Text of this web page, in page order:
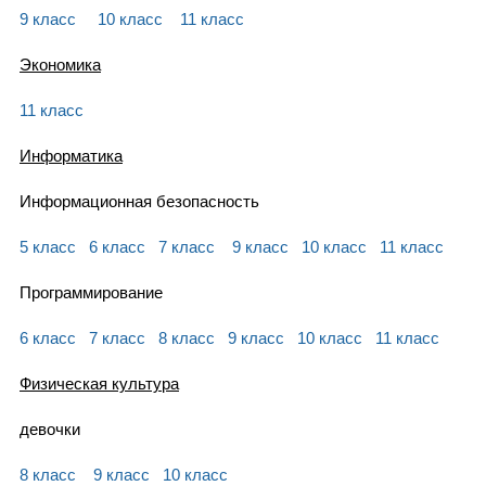
9 класс 10 класс 11 класс
Экономика
11 класс
Информатика
Информационная безопасность
5 класс 6 класс 7 класс 9 класс 10 класс 11 класс
Программирование
6 класс 7 класс 8 класс 9 класс 10 класс 11 класс
Физическая культура
девочки
8 класс 9 класс 10 класс